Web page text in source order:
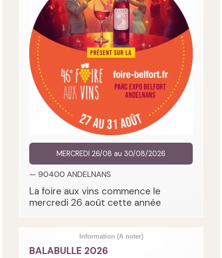
MERCREDI 26/08 au 30/08/2026
— 90400 ANDELNANS
La foire aux vins commence le
mercredi 26 août cette année
Information (A noter)
BALABULLE 2026